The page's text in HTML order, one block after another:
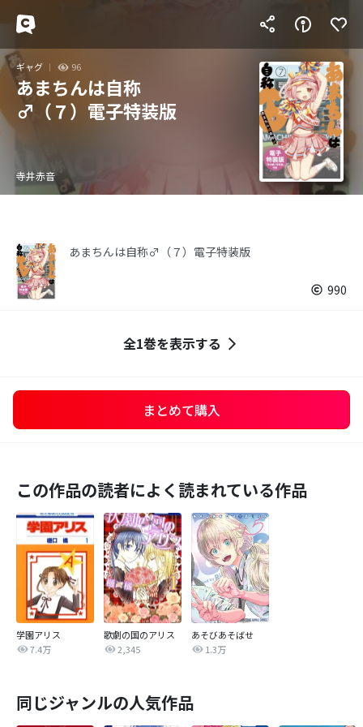
ギャグ 96
あまちんは自称
♂（７）電子特装版
寺井赤音
あまちんは自称♂（７）電子特装版
990
全1巻を表示する
まとめて購入
この作品の読者によく読まれている作品
学園アリス
7.4万
歌劇の国のアリス
2,345
あそびあそばせ
1.3万
同じジャンルの人気作品